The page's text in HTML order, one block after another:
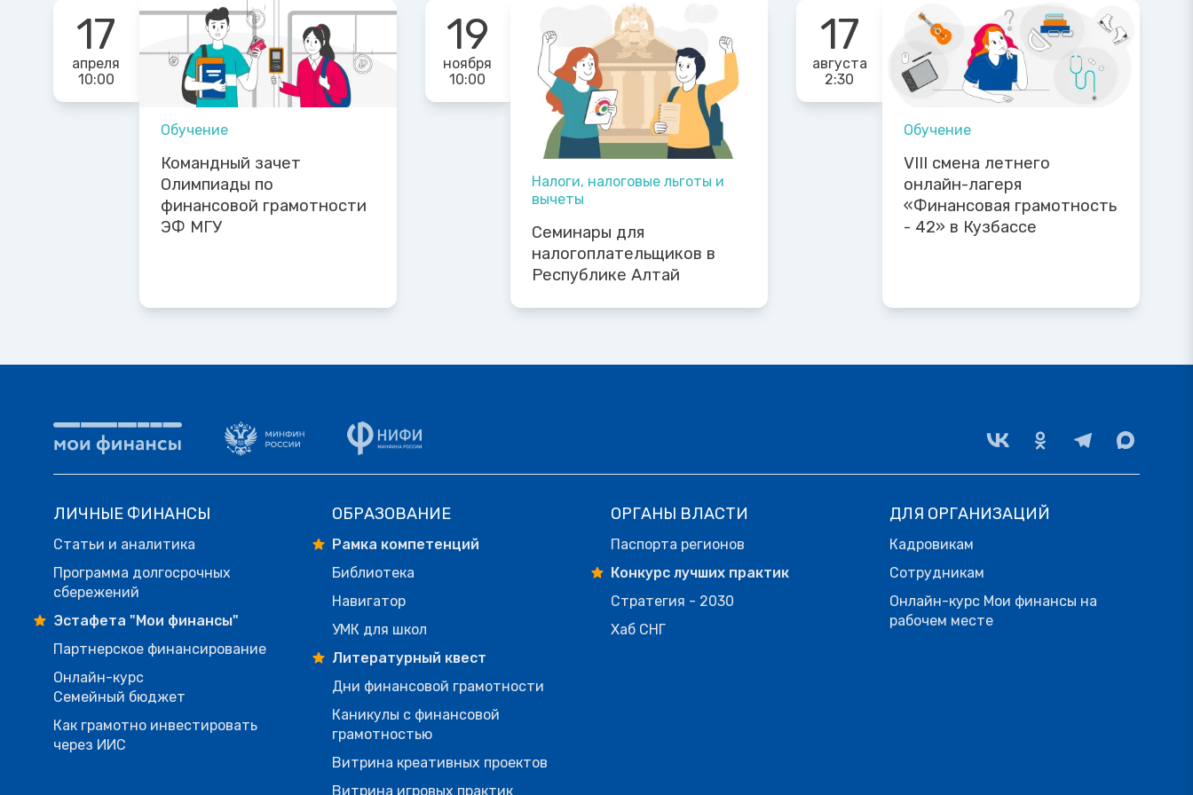
17
апреля
10:00
Обучение
Командный зачет
Олимпиады по
финансовой грамотности
ЭФ МГУ
19
ноября
10:00
Налоги, налоговые льготы и
вычеты
Семинары для
налогоплательщиков в
Республике Алтай
17
августа
2:30
Обучение
VIII смена летнего
онлайн-лагеря
«Финансовая грамотность
- 42» в Кузбассе
ЛИЧНЫЕ ФИНАНСЫ
Статьи и аналитика
Программа долгосрочных
сбережений
Эстафета "Мои финансы"
Партнерское финансирование
Онлайн-курс
Семейный бюджет
Как грамотно инвестировать
через ИИС
ОБРАЗОВАНИЕ
Рамка компетенций
Библиотека
Навигатор
УМК для школ
Литературный квест
Дни финансовой грамотности
Каникулы с финансовой
грамотностью
Витрина креативных проектов
Витрина игровых практик
ОРГАНЫ ВЛАСТИ
Паспорта регионов
Конкурс лучших практик
Стратегия - 2030
Хаб СНГ
ДЛЯ ОРГАНИЗАЦИЙ
Кадровикам
Сотрудникам
Онлайн-курс Мои финансы на
рабочем месте